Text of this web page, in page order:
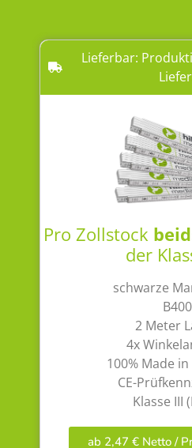
Lieferbar:
Pro Zollstock
der
schwarze
B400
2 Meter
4x
100% Made
CE-
Klasse III
ab 2,47 € Netto /